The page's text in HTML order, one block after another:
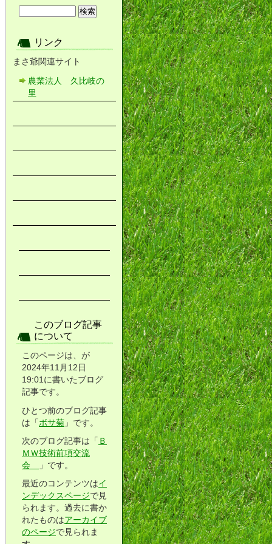
リンク
まさ爺関連サイト
農業法人 久比岐の
里
このブログ記事
について
このページは、が
2024年11月12日
19:01に書いたブログ
記事です。
ひとつ前のブログ記事
は「 ボサ菊 」です。
次のブログ記事は「 Ｂ
ＭＷ技術前項交流
会
」です。
最近のコンテンツはイ
ンデックスページで見
られます。過去に書か
れたものはアーカイブ
のページで見られま